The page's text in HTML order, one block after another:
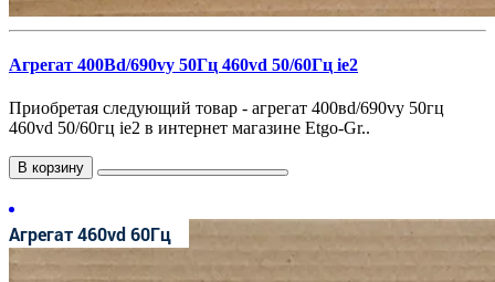
Агрегат 400Вd/690vy 50Гц 460vd 50/60Гц ie2
Приобретая следующий товар - агрегат 400вd/690vy 50гц
460vd 50/60гц ie2 в интернет магазине Etgo-Gr..
В корзину